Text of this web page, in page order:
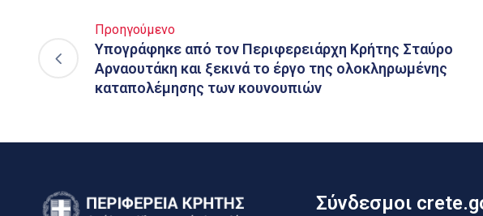
Προηγούμενο
Υπογράφηκε από τον Περιφερειάρχη Κρήτης Σταύρο
Αρναουτάκη και ξεκινά το έργο της ολοκληρωμένης
καταπολέμησης των κουνουπιών
Σύνδεσμοι